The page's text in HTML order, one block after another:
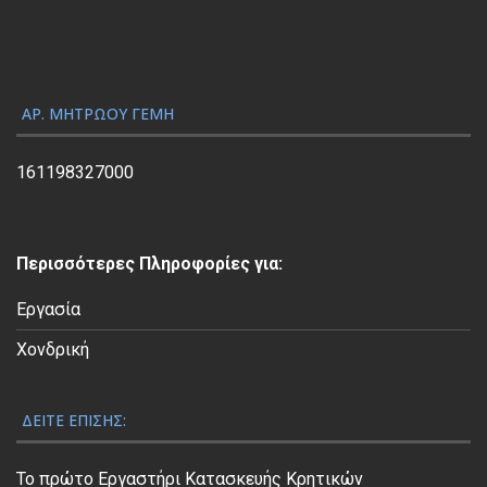
ς
Β
ί
ο
ΑΡ. ΜΗΤΡΏΟΥ ΓΕΜΗ
161198327000
Περισσότερες Πληροφορίες για:
Εργασία
Χονδρική
ΔΕΊΤΕ ΕΠΊΣΗΣ:
Το πρώτο Εργαστήρι Κατασκευής Κρητικών